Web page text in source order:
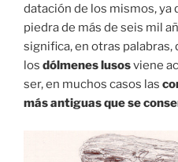
datación de los mismos, ya
piedra de más de seis mil
significa, en otras
los dólmenes lusosviene
ser, en muchos casos las
más antiguas que se